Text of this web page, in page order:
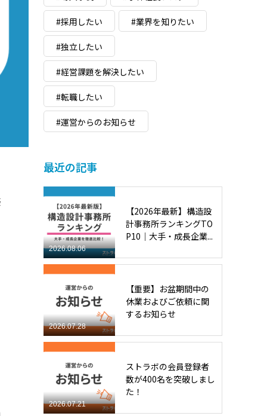
#採用したい #業界を知りたい
#独立したい
#経営課題を解決したい
#転職したい
#運営からのお知らせ
最近の記事
2026.08.06
【2026年最新】構造設
計事務所ランキングTO
P10｜大手・成長企業...
2026.07.28
【重要】お盆期間中の
休業およびご依頼に関
するお知らせ
2026.07.21
ストラボの会員登録者
数が400名を突破しまし
た！